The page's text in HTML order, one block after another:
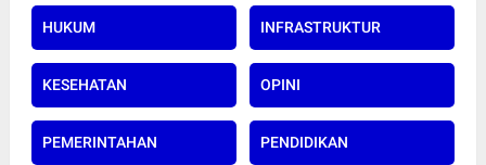
HUKUM INFRASTRUKTUR
KESEHATAN OPINI
PEMERINTAHAN PENDIDIKAN